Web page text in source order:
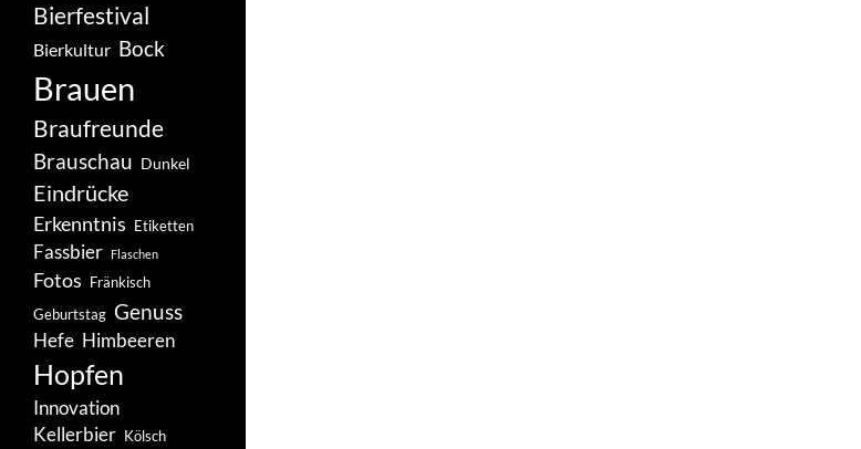
Bierfestival
Bierkultur Bock
Brauen
Braufreunde
Brauschau Dunkel
Eindrücke
Erkenntnis Etiketten
Fassbier Flaschen
Fotos Fränkisch
Geburtstag Genuss
Hefe Himbeeren
Hopfen
Innovation
Kellerbier Kölsch